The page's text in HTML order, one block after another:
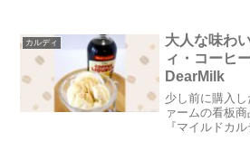
エル・パソ（
ど)：スペイン
カルディ
大人な味わ
ィ・コーヒ
DearMilk
少し前に購入
ァームの看板
『マイルドカ